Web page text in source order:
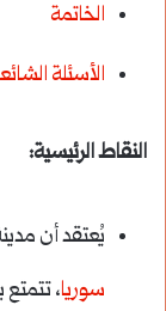
الخاتمة
الأسئلة
النقاط الرئيسية:
يُعتقد أن
سوريا،